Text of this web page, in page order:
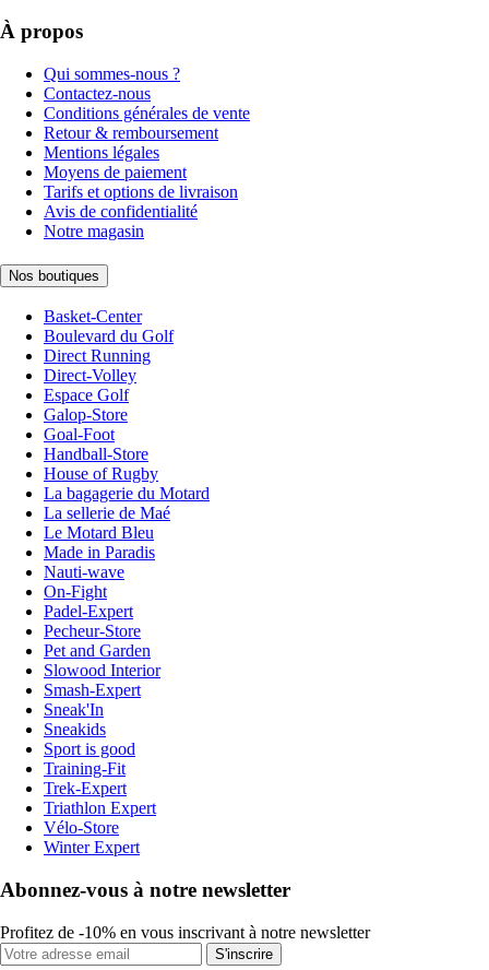
À propos
Qui sommes-nous ?
Contactez-nous
Conditions générales de vente
Retour & remboursement
Mentions légales
Moyens de paiement
Tarifs et options de livraison
Avis de confidentialité
Notre magasin
Nos boutiques
Basket-Center
Boulevard du Golf
Direct Running
Direct-Volley
Espace Golf
Galop-Store
Goal-Foot
Handball-Store
House of Rugby
La bagagerie du Motard
La sellerie de Maé
Le Motard Bleu
Made in Paradis
Nauti-wave
On-Fight
Padel-Expert
Pecheur-Store
Pet and Garden
Slowood Interior
Smash-Expert
Sneak'In
Sneakids
Sport is good
Training-Fit
Trek-Expert
Triathlon Expert
Vélo-Store
Winter Expert
Abonnez-vous à notre newsletter
Profitez de -10% en vous inscrivant à notre newsletter
S'inscrire